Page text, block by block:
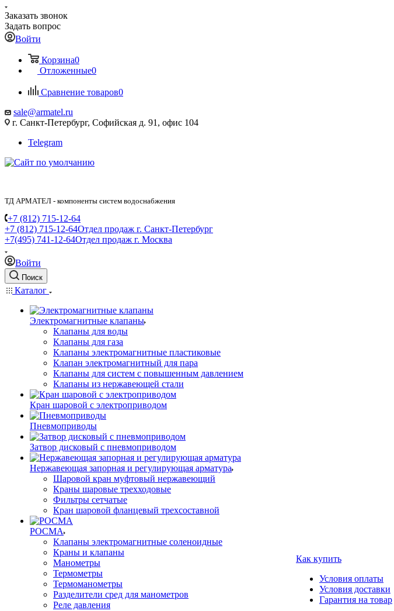
Заказать звонок
Задать вопрос
Войти
Корзина0
Отложенные0
Сравнение товаров0
sale@armatel.ru
г. Санкт-Петербург, Софийская д. 91, офис 104
Telegram
ТД АРМАТЕЛ - компоненты систем водоснабжения
+7 (812) 715-12-64
+7 (812) 715-12-64Отдел продаж г. Санкт-Петербург
+7(495) 741-12-64Отдел продаж г. Москва
Войти
Поиск
Каталог
Электромагнитные клапаны
Клапаны для воды
Клапаны для газа
Клапаны электромагнитные пластиковые
Клапан электромагнитный для пара
Клапаны для систем с повышенным давлением
Клапаны из нержавеющей стали
Кран шаровой с электроприводом
Пневмоприводы
Затвор дисковый с пневмоприводом
Нержавеющая запорная и регулирующая арматура
Шаровой кран муфтовый нержавеющий
Краны шаровые трехходовые
Фильтры сетчатые
Кран шаровой фланцевый трехсоставной
РОСМА
Клапаны электромагнитные соленоидные
Краны и клапаны
Манометры
Термометры
Термоманометры
Разделители сред для манометров
Реле давления
Как купить
Условия оплаты
Условия доставки
Гарантия на товар